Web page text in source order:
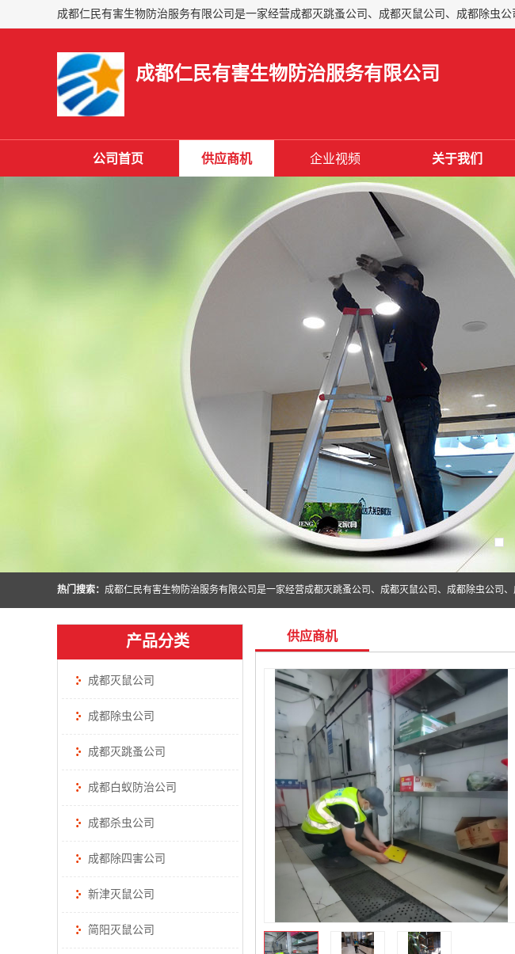
成都仁民有害生物防治服务有限公司
公司首页 供应商机 企业视频 关于我们
热门搜索：
产品分类
成都灭鼠公司
成都除虫公司
成都灭跳蚤公司
成都白蚁防治公司
成都杀虫公司
成都除四害公司
新津灭鼠公司
简阳灭鼠公司
供应商机